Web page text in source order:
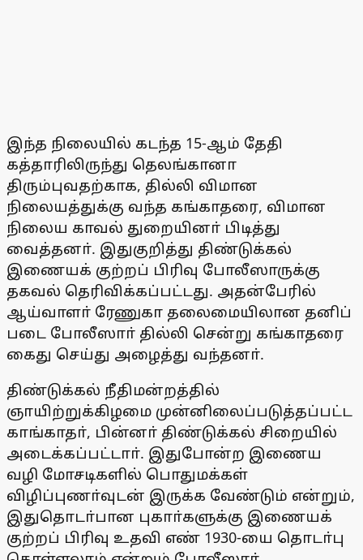
இந்த நிலையில் கடந்த 15-ஆம் தேதி
கத்தாரிலிருந்து தெலங்கானா
திரும்புவதற்காக, தில்லி விமான
நிலையத்துக்கு வந்த கங்காதரை, விமான
நிலைய காவல் துறையினா் பிடித்து
வைத்தனா். இதுகுறித்து திண்டுக்கல்
இணையக் குற்றப் பிரிவு போலீஸாருக்கு
தகவல் தெரிவிக்கப்பட்டது. அதன்பேரில்
ஆய்வாளா் ரேணுகா தலைமையிலான தனிப்
படை போலீஸாா் தில்லி சென்று கங்காதரை
கைது செய்து அழைத்து வந்தனா்.
திண்டுக்கல் நீதிமன்றத்தில்
ஞாயிற்றுக்கிழமை முன்னிலைப்படுத்தப்பட்ட
காங்காதா், பின்னா் திண்டுக்கல் சிறையில்
அடைக்கப்பட்டாா். இதுபோன்ற இணைய
வழி மோசடிகளில் பொதுமக்கள்
விழிப்புணா்வுடன் இருக்க வேண்டும் என்றும்,
இதுதொடா்பான புகாா்களுக்கு இணையக்
குற்றப் பிரிவு உதவி எண் 1930-யை தொடா்பு